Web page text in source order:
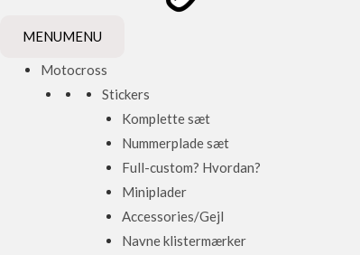
MENUMENU
Motocross
Stickers
Komplette sæt
Nummerplade sæt
Full-custom? Hvordan?
Miniplader
Accessories/Gejl
Navne klistermærker